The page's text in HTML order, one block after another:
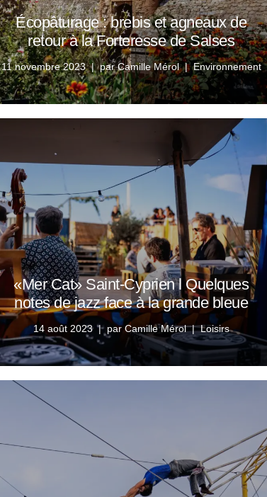
Écopâturage : brebis et agneaux de
retour à la Forteresse de Salses
11 novembre 2023 parCamille Mérol Environnement
«Mer Cat» Saint-Cyprien l Quelques
notes de jazz face à la grande bleue
14 août 2023 parCamille Mérol Loisirs